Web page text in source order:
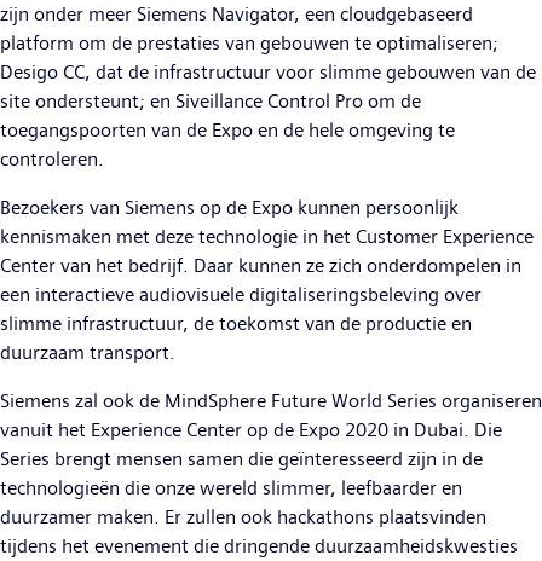
zijn onder meer Siemens Navigator, een cloudgebaseerd
platform om de prestaties van gebouwen te optimaliseren;
Desigo CC, dat de infrastructuur voor slimme gebouwen van de
site ondersteunt; en Siveillance Control Pro om de
toegangspoorten van de Expo en de hele omgeving te
controleren.
Bezoekers van Siemens op de Expo kunnen persoonlijk
kennismaken met deze technologie in het Customer Experience
Center van het bedrijf. Daar kunnen ze zich onderdompelen in
een interactieve audiovisuele digitaliseringsbeleving over
slimme infrastructuur, de toekomst van de productie en
duurzaam transport.
Siemens zal ook de MindSphere Future World Series organiseren
vanuit het Experience Center op de Expo 2020 in Dubai. Die
Series brengt mensen samen die geïnteresseerd zijn in de
technologieën die onze wereld slimmer, leefbaarder en
duurzamer maken. Er zullen ook hackathons plaatsvinden
tijdens het evenement die dringende duurzaamheidskwesties